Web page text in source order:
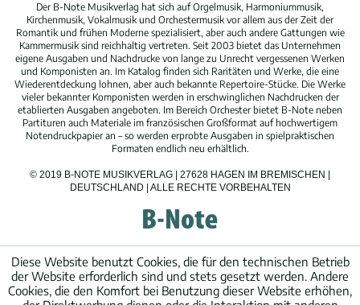
Der B-Note Musikverlag hat sich auf Orgelmusik, Harmoniummusik,
Kirchenmusik, Vokalmusik und Orchestermusik vor allem aus der Zeit der
Romantik und frühen Moderne spezialisiert, aber auch andere Gattungen wie
Kammermusik sind reichhaltig vertreten. Seit 2003 bietet das Unternehmen
eigene Ausgaben und Nachdrucke von lange zu Unrecht vergessenen Werken
und Komponisten an. Im Katalog finden sich Raritäten und Werke, die eine
Wiederentdeckung lohnen, aber auch bekannte Repertoire-Stücke. Die Werke
vieler bekannter Komponisten werden in erschwinglichen Nachdrucken der
etablierten Ausgaben angeboten. Im Bereich Orchester bietet B-Note neben
Partituren auch Materiale im französischen Großformat auf hochwertigem
Notendruckpapier an – so werden erprobte Ausgaben in spielpraktischen
Formaten endlich neu erhältlich.
© 2019 B-NOTE MUSIKVERLAG | 27628 HAGEN IM BREMISCHEN |
DEUTSCHLAND | ALLE RECHTE VORBEHALTEN
Diese Website benutzt Cookies, die für den technischen Betrieb
der Website erforderlich sind und stets gesetzt werden. Andere
Cookies, die den Komfort bei Benutzung dieser Website erhöhen,